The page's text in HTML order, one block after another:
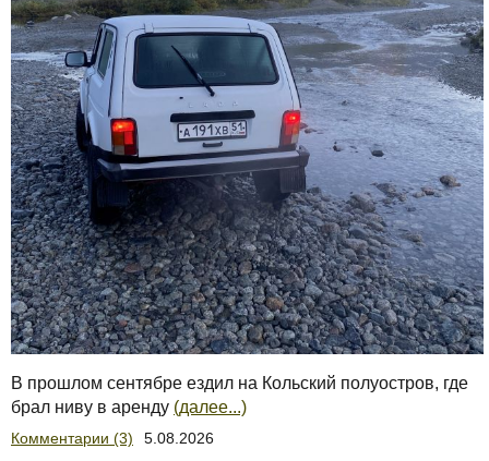
В прошлом сентябре ездил на Кольский полуостров, где
брал ниву в аренду (далее...)
Комментарии (3) 5.08.2026